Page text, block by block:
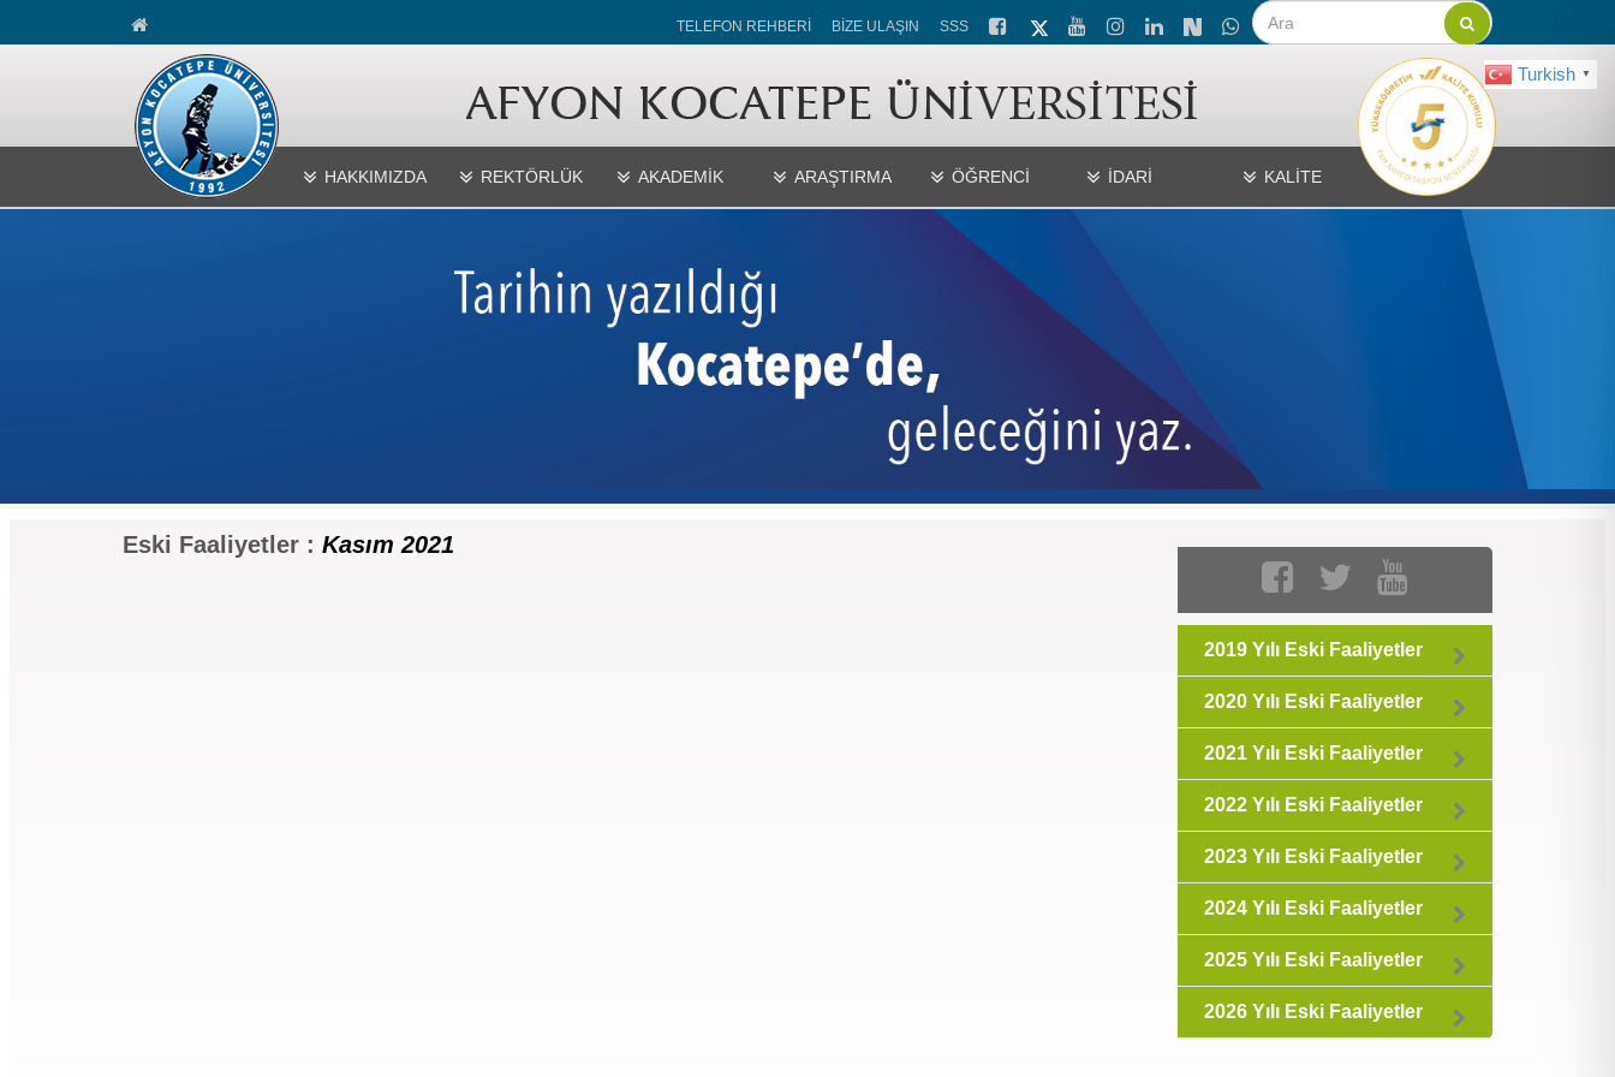
Turkish ▼
TELEFON REHBERİ BİZE ULAŞIN SSS
HAKKIMIZDA REKTÖRLÜK AKADEMİK ARAŞTIRMA ÖĞRENCİ İDARİ KALİTE
Eski Faaliyetler : Kasım 2021
2019 Yılı Eski Faaliyetler
2020 Yılı Eski Faaliyetler
2021 Yılı Eski Faaliyetler
2022 Yılı Eski Faaliyetler
2023 Yılı Eski Faaliyetler
2024 Yılı Eski Faaliyetler
2025 Yılı Eski Faaliyetler
2026 Yılı Eski Faaliyetler